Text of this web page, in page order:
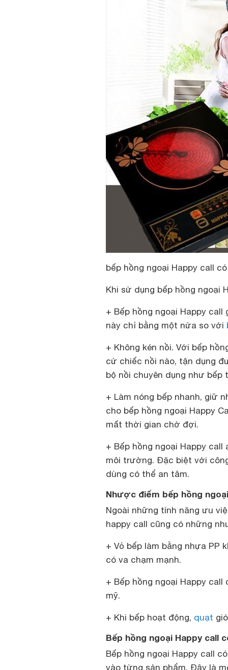
bếp hồng ngoại Happy call
Khi sử dụng bếp hồng ngoại
+ Bếp hồng ngoại Happy
này chỉ bằng một nửa so với
+ Không kén nồi. Với bếp
cứ chiếc nồi nào, tận dụng
bộ nồi chuyên dụng như bếp
+ Làm nóng bếp nhanh, giữ
cho bếp hồng ngoại Happy
mất thời gian chờ đợi.
+ Bếp hồng ngoại Happy
môi trường. Đặc biệt với
dùng có thể an tâm.
Nhược điểm bếp hồng
Ngoài những tính năng ưu
happy call cũng có những
+ Vỏ bếp làm bằng nhựa PP
có va chạm mạnh.
+ Bếp hồng ngoại Happy
mỹ.
+ Khi bếp hoạt động, quạt
Bếp hồng ngoại Happy call
Bếp hồng ngoại Happy call
vào từng sản phẩm. Đây là